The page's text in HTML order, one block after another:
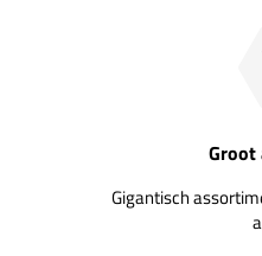
Gigantisch